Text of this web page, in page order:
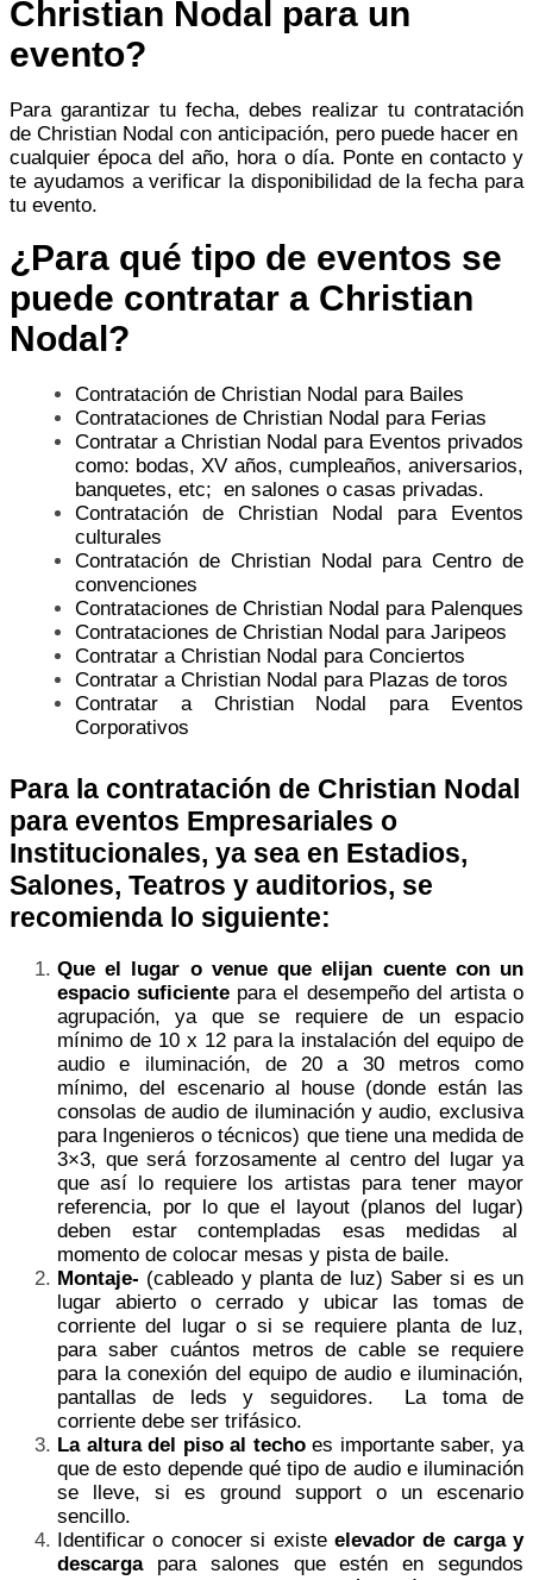
Christian Nodal para un
evento?
Para garantizar tu fecha, debes realizar tu contratación
de Christian Nodal con anticipación, pero puede hacer en
cualquier época del año, hora o día. Ponte en contacto y
te ayudamos a verificar la disponibilidad de la fecha para
tu evento.
¿Para qué tipo de eventos se
puede contratar a Christian
Nodal?
Contratación de Christian Nodal para Bailes
Contrataciones de Christian Nodal para Ferias
Contratar a Christian Nodal para Eventos privados
como: bodas, XV años, cumpleaños, aniversarios,
banquetes, etc; en salones o casas privadas.
Contratación de Christian Nodal para Eventos
culturales
Contratación de Christian Nodal para Centro de
convenciones
Contrataciones de Christian Nodal para Palenques
Contrataciones de Christian Nodal para Jaripeos
Contratar a Christian Nodal para Conciertos
Contratar a Christian Nodal para Plazas de toros
Contratar a Christian Nodal para Eventos
Corporativos
Para la contratación de Christian Nodal
para eventos Empresariales o
Institucionales, ya sea en Estadios,
Salones, Teatros y auditorios, se
recomienda lo siguiente:
Que el lugar o venue que elijan cuente con un
espacio suficiente para el desempeño del artista o
agrupación, ya que se requiere de un espacio
mínimo de 10 x 12 para la instalación del equipo de
audio e iluminación, de 20 a 30 metros como
mínimo, del escenario al house (donde están las
consolas de audio de iluminación y audio, exclusiva
para Ingenieros o técnicos) que tiene una medida de
3×3, que será forzosamente al centro del lugar ya
que así lo requiere los artistas para tener mayor
referencia, por lo que el layout (planos del lugar)
deben estar contempladas esas medidas al
momento de colocar mesas y pista de baile.
Montaje- (cableado y planta de luz) Saber si es un
lugar abierto o cerrado y ubicar las tomas de
corriente del lugar o si se requiere planta de luz,
para saber cuántos metros de cable se requiere
para la conexión del equipo de audio e iluminación,
pantallas de leds y seguidores. La toma de
corriente debe ser trifásico.
La altura del piso al techoes importante saber, ya
que de esto depende qué tipo de audio e iluminación
se lleve, si es ground support o un escenario
sencillo.
Identificar o conocer si existe elevador de carga y
descargapara salones que estén en segundos